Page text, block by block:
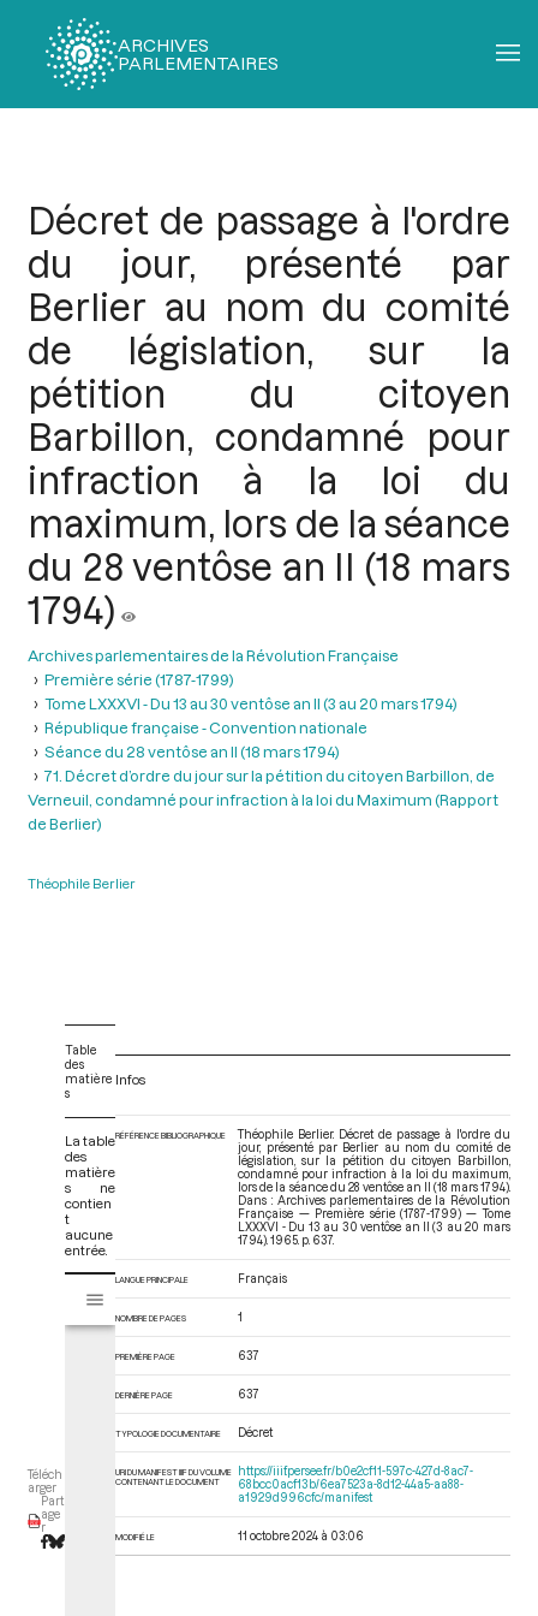
ARCHIVES
PARLEMENTAIRES
Décret de passage à l'ordre
du jour, présenté par
Berlier au nom du comité
de législation, sur la
pétition du citoyen
Barbillon, condamné pour
infraction à la loi du
maximum, lors de la séance
du 28 ventôse an II (18 mars
1794)
Archives parlementaires de la Révolution Française
Première série (1787-1799)
Tome LXXXVI - Du 13 au 30 ventôse an II (3 au 20 mars 1794)
République française - Convention nationale
Séance du 28 ventôse an II (18 mars 1794)
71. Décret d’ordre du jour sur la pétition du citoyen Barbillon, de
Verneuil, condamné pour infraction à la loi du Maximum (Rapport
de Berlier)
Théophile Berlier
Téléch
arger
Part
age
r
Table
des
matière
s
La table
des
matière
s ne
contien
t
aucune
entrée.
s
M
Tome LXXXVI - Du 13 au 30 ventôse an II (3 au 20 mars 1794)
Infos
RÉFÉRENCE BIBLIOGRAPHIQUE
Théophile Berlier. Décret de passage à l'ordre du
jour, présenté par Berlier au nom du comité de
législation, sur la pétition du citoyen Barbillon,
condamné pour infraction à la loi du maximum,
lors de la séance du 28 ventôse an II (18 mars 1794).
Dans : Archives parlementaires de la Révolution
Française — Première série (1787-1799) — Tome
LXXXVI - Du 13 au 30 ventôse an II (3 au 20 mars
1794) . 1965. p. 637.
LANGUE PRINCIPALE Français
NOMBRE DE PAGES 1
PREMIÈRE PAGE 637
DERNIÈRE PAGE 637
TYPOLOGIE DOCUMENTAIRE Décret
URI DU MANIFEST IIIF DU VOLUME
CONTENANT LE DOCUMENT
https://iiif.persee.fr/b0e2cf11-597c-427d-8ac7-
68bcc0acf13b/6ea7523a-8d12-44a5-aa88-
a1929d996cfc/manifest
MODIFIÉ LE 11 octobre 2024 à 03:06